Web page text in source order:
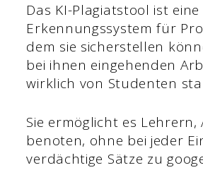
Das KI-Plagiatstool ist
Erkennungssystem für
dem sie sicherstellen
bei ihnen eingehenden
wirklich von Studenten
Sie ermöglicht es Lehrern,
benoten, ohne bei jeder
verdächtige Sätze zu